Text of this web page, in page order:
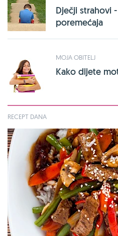
Dječji strahovi
poremećaja
MOJA OBITELJ
Kako dijete
RECEPT DANA